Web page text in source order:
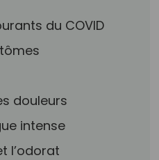
du COVID
douleurs
intense
l’odorat